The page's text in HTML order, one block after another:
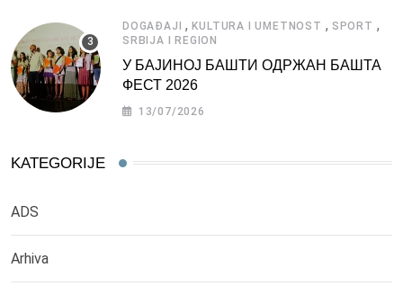
DOGAĐAJI ,KULTURA I UMETNOST , SPORT ,
SRBIJA I REGION
У БАЈИНОЈ БАШТИ ОДРЖАН БАШТА
ФЕСТ 2026
13/07/2026
KATEGORIJE
ADS
Arhiva